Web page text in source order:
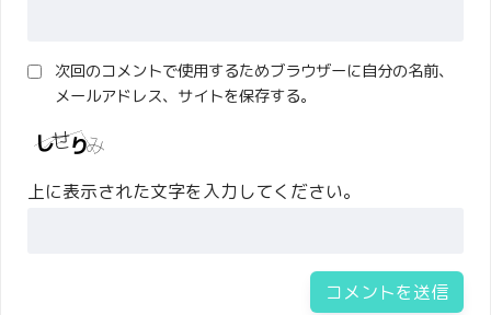
次回のコメントで使用するためブラウザーに自分の名前、
メールアドレス、サイトを保存する。
上に表示された文字を入力してください。